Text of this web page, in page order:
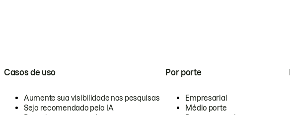
Casos de uso
Aumente sua visibilidade nas pesquisas
Seja recomendado pela IA
Por porte
Empresarial
Médio porte